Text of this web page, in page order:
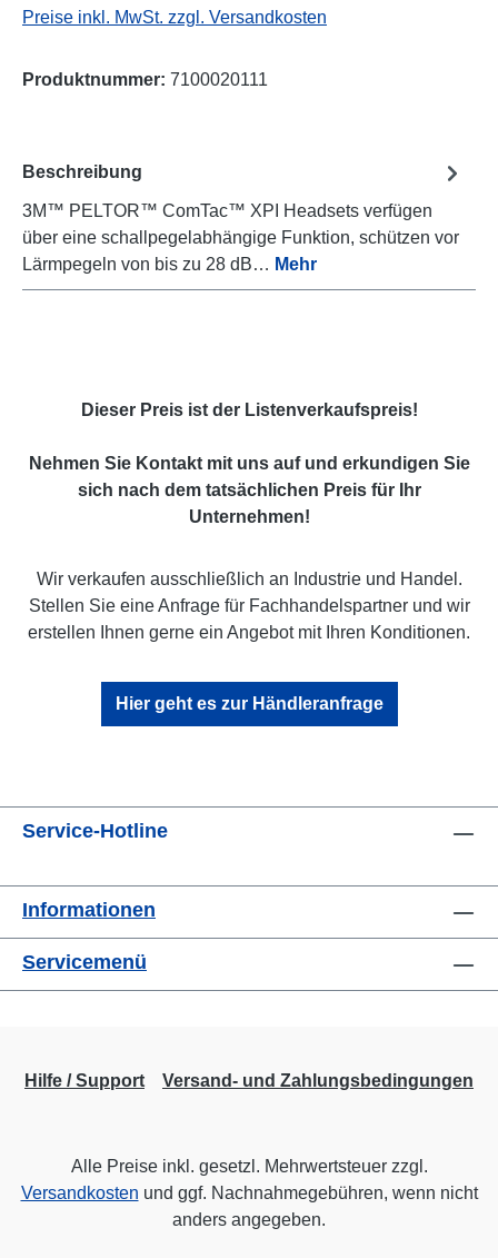
Preise inkl. MwSt. zzgl. Versandkosten
Produktnummer: 7100020111
Beschreibung
3M™ PELTOR™ ComTac™ XPI Headsets verfügen
über eine schallpegelabhängige Funktion, schützen vor
Lärmpegeln von bis zu 28 dB… Mehr
Dieser Preis ist der Listenverkaufspreis!
Nehmen Sie Kontakt mit uns auf und erkundigen Sie
sich nach dem tatsächlichen Preis für Ihr
Unternehmen!
Wir verkaufen ausschließlich an Industrie und Handel.
Stellen Sie eine Anfrage für Fachhandelspartner und wir
erstellen Ihnen gerne ein Angebot mit Ihren Konditionen.
Hier geht es zur Händleranfrage
Service-Hotline
Informationen
Servicemenü
Hilfe / Support Versand- und Zahlungsbedingungen
Alle Preise inkl. gesetzl. Mehrwertsteuer zzgl.
Versandkosten und ggf. Nachnahmegebühren, wenn nicht
anders angegeben.